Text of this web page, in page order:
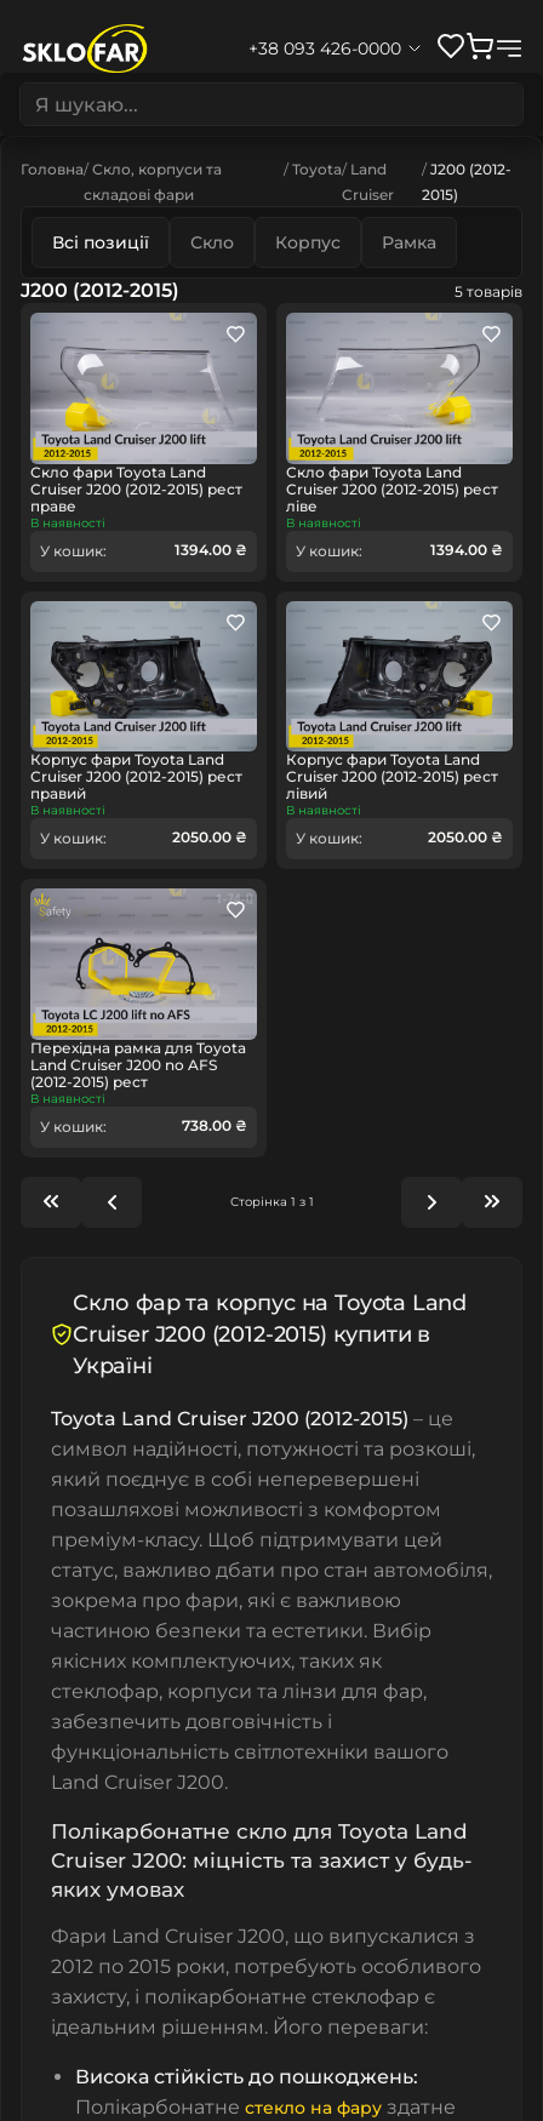
+38 093 426-0000
Головна Скло, корпуси та
складові фари
Toyota Land
Cruiser
J200 (2012-
2015)
Всі позиції Скло Корпус Рамка
J200 (2012-2015) 5 товарів
Скло фари Toyota Land
Cruiser J200 (2012-2015) рест
праве
В наявності
У кошик: 1394.00 ₴
Скло фари Toyota Land
Cruiser J200 (2012-2015) рест
ліве
В наявності
У кошик: 1394.00 ₴
Корпус фари Toyota Land
Cruiser J200 (2012-2015) рест
правий
В наявності
У кошик: 2050.00 ₴
Корпус фари Toyota Land
Cruiser J200 (2012-2015) рест
лівий
В наявності
У кошик: 2050.00 ₴
Перехідна рамка для Toyota
Land Cruiser J200 no AFS
(2012-2015) рест
В наявності
У кошик: 738.00 ₴
Сторінка 1 з 1
Скло фар та корпус на Toyota Land
Cruiser J200 (2012-2015) купити в
Україні
Toyota Land Cruiser J200 (2012-2015) – це
символ надійності, потужності та розкоші,
який поєднує в собі неперевершені
позашляхові можливості з комфортом
преміум-класу. Щоб підтримувати цей
статус, важливо дбати про стан автомобіля,
зокрема про фари, які є важливою
частиною безпеки та естетики. Вибір
якісних комплектуючих, таких як
стеклофар, корпуси та лінзи для фар,
забезпечить довговічність і
функціональність світлотехніки вашого
Land Cruiser J200.
Полікарбонатне скло для Toyota Land
Cruiser J200: міцність та захист у будь-
яких умовах
Фари Land Cruiser J200, що випускалися з
2012 по 2015 роки, потребують особливого
захисту, і полікарбонатне стеклофар є
ідеальним рішенням. Його переваги:
Висока стійкість до пошкоджень:
Полікарбонатне стекло на фару здатне